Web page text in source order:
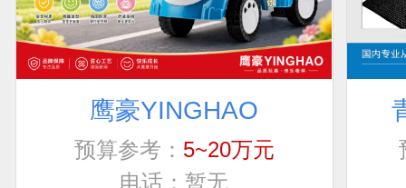
鹰豪YINGHAO
预算参考：
5~20万元
电话： 暂无